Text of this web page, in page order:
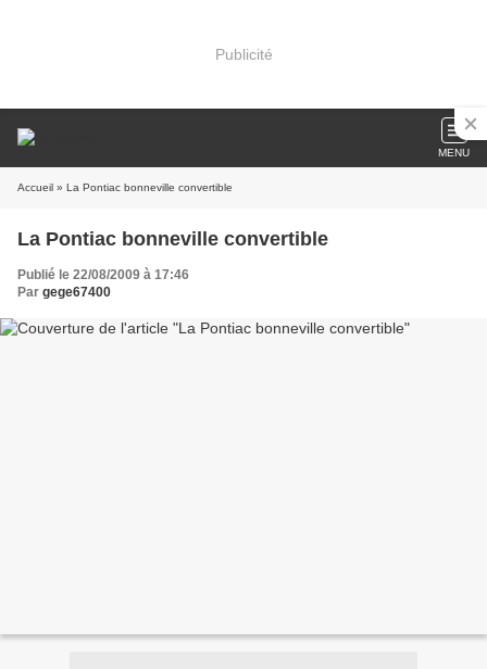
Publicité
MENU
Accueil » La Pontiac bonneville convertible
La Pontiac bonneville convertible
Publié le 22/08/2009 à 17:46
Par gege67400